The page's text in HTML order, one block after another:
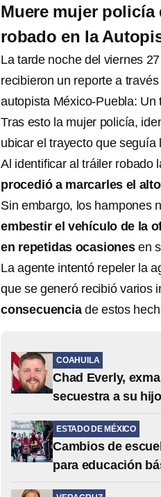
Muere mujer
robado en la
La tarde noche del viernes
recibieron un reporte a
autopista México-Puebla:
Tras esto la mujer policía,
ubicar el trayecto que
Al identificar al tráiler robado
procedió a marcarles el alto
Sin embargo, los hampones
embestir el vehículo de la
en repetidas ocasionesen
La agente intentó repeler la
que se generó recibió varios
consecuenciade estos
COAHUILA
Chad Everly,
secuestra a su hijo
ESTADO DE MÉXICO
Cambios de
para educación